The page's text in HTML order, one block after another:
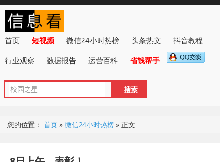
首页 短视频 微信24小时热榜 头条热文
抖音教程
行业观察
数据报告 运营百科 省钱帮手
您的位置： 首页 » 微信24小时热榜 » 正文